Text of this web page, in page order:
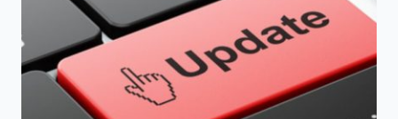
OU
REFORMA